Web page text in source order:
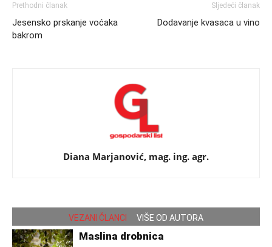
Prethodni članak
Jesensko prskanje voćaka
bakrom
Sljedeći članak
Dodavanje kvasaca u vino
Diana Marjanović, mag. ing. agr.
VEZANI ČLANCI VIŠE OD AUTORA
Maslina drobnica